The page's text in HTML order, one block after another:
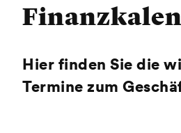
Hier finden Sie die
Termine zum